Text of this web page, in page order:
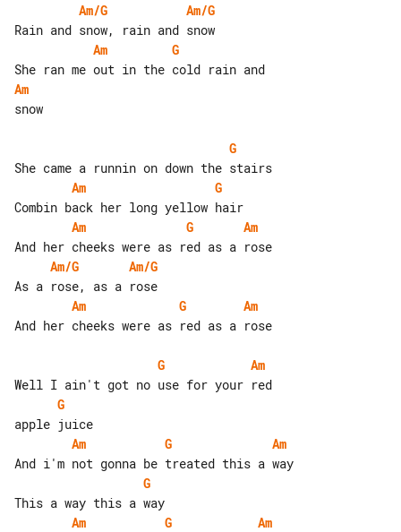
Am/G
Am/G
Am
G
Am
snow
G
Am
G
Am
G
Am
Am/G
Am/G
Am
G
Am
And her cheeks were as red as a rose
G
Am
G
Am
G
Am
G
Am
G
Am